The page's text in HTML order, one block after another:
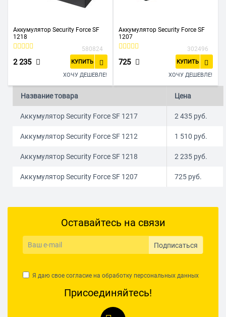
Аккумулятор Security Force SF
1218
580824
2 235 КУПИТЬ
ХОЧУ ДЕШЕВЛЕ!
Аккумулятор Security Force SF
1207
302496
725 КУПИТЬ
ХОЧУ ДЕШЕВЛЕ!
Название товара Цена
Аккумулятор Security Force SF 1217 2 435 руб.
Аккумулятор Security Force SF 1212 1 510 руб.
Аккумулятор Security Force SF 1218 2 235 руб.
Аккумулятор Security Force SF 1207 725 руб.
Оставайтесь на связи
Подписаться
Я даю свое согласие на обработку персональных данных
Присоединяйтесь!